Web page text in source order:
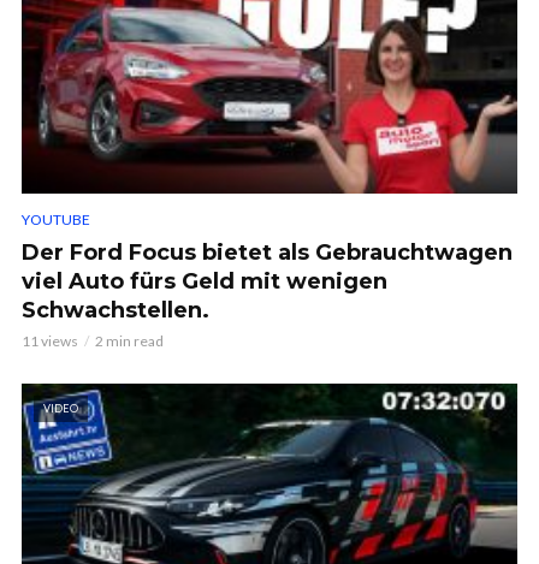
YOUTUBE
Der Ford Focus bietet als Gebrauchtwagen
viel Auto fürs Geld mit wenigen
Schwachstellen.
11 views 2 min read
VIDEO